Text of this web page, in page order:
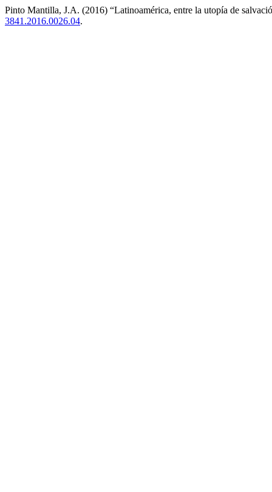
Pinto Mantilla, J.A. (2016) “Latinoamérica, entre la utopía de
3841.2016.0026.04.